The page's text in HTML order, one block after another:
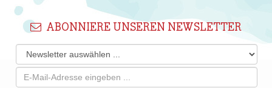
ABONNIERE UNSEREN NEWSLETTER